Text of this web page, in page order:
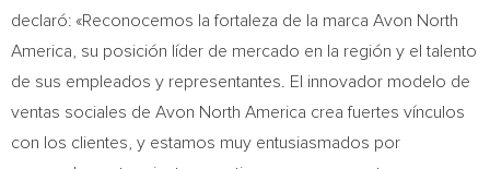
declaró: «Reconocemos la fortaleza de la marca Avon North
America, su posición líder de mercado en la región y el talento
de sus empleados y representantes. El innovador modelo de
ventas sociales de Avon North America crea fuertes vínculos
con los clientes, y estamos muy entusiasmados por